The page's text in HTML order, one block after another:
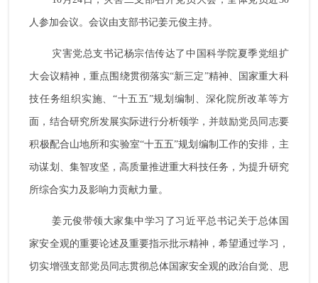
党风廉政
人参加会议。会议由支部书记姜元俊主持。
灾害党总支书记杨宗佶传达了中国科学院夏季党组扩
大会议精神，重点围绕贯彻落实“新三定”精神、国家重大科
技任务组织实施、“十五五”规划编制、深化院所改革等方
面，结合研究所发展实际进行分析领学，并鼓励党员同志要
积极配合山地所和实验室“十五五”规划编制工作的安排，主
动谋划、集智攻坚，高质量推进重大科技任务，为提升研究
所综合实力及影响力贡献力量。
姜元俊带领大家集中学习了习近平总书记关于总体国
家安全观的重要论述及重要指示批示精神，希望通过学习，
切实增强支部党员同志贯彻总体国家安全观的政治自觉、思